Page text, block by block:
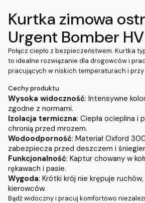
Kurtka zimowa
Urgent Bomber HV
Połącz ciepło z bezpieczeństwem. Kurtka
to idealne rozwiązanie dla drogowców i
pracujących w niskich temperaturach i przy
Cechy produktu
Wysoka widoczność: Intensywne
zgodne z normami.
Izolacja termiczna: Ciepła ocieplina i
chronią przed mrozem.
Wodoodporność: Materiał Oxford
zabezpiecza przed deszczem i
Funkcjonalność: Kaptur chowany w
rękawach i pasie.
Wygoda: Krótki krój nie krępuje
kierowców.
Bądź widoczny i pracuj komfortowo